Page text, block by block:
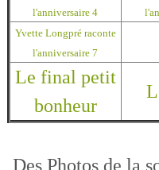
l'anniversaire 4
Yvette Longpré raconte
l'anniversaire 7
Le final petit
bonheur
Des Photos de la